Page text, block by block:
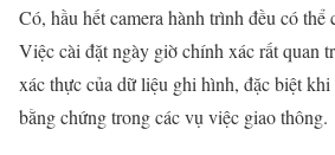
Có, hầu hết camera hành trình đều có
Việc cài đặt ngày giờ chính xác rất quan
xác thực của dữ liệu ghi hình, đặc biệt khi
bằng chứng trong các vụ việc giao thông.